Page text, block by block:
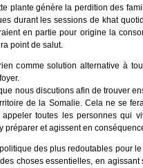
plante génère la perdition des
durant les sessions de khat
en partie pour origine la
point de salut.
comme solution alternative à
nous discutions afin de trouver
de la Somalie. Cela ne se
toutes les personnes qui
préparer et agissent en
des plus redoutables pour
choses essentielles, en